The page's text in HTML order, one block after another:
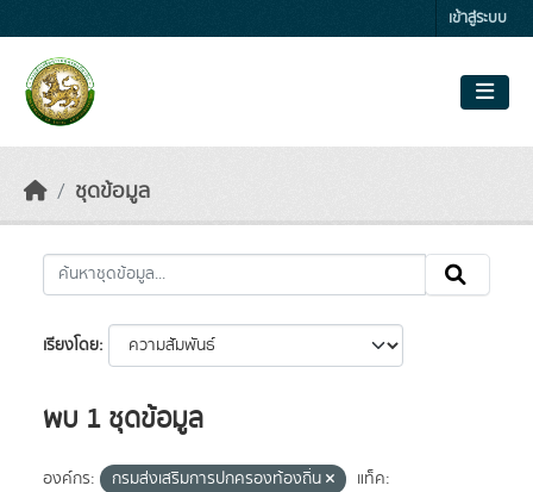
เข้าสู่ระบบ
ชุดข้อมูล
เรียงโดย
พบ 1 ชุดข้อมูล
องค์กร: กรมส่งเสริมการปกครองท้องถิ่น
แท็ค: